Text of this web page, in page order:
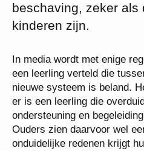
beschaving, zeker als
kinderen zijn.
In media wordt met enige
een leerling verteld die
nieuwe systeem is beland.
er is een leerling die
ondersteuning en
Ouders zien daarvoor wel
onduidelijke redenen krijgt